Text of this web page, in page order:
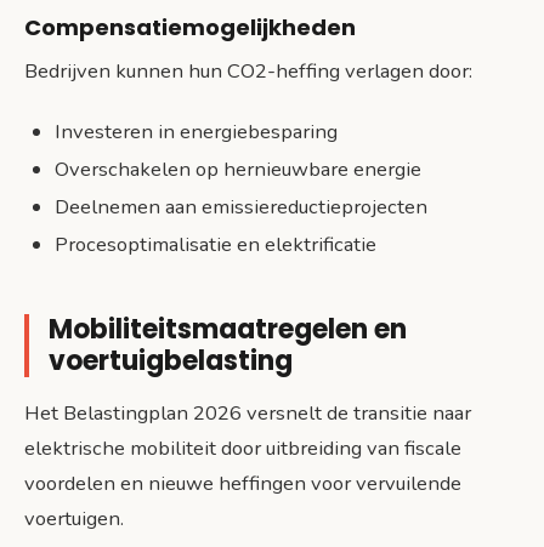
Compensatiemogelijkheden
Bedrijven kunnen hun CO2-heffing verlagen door:
Investeren in energiebesparing
Overschakelen op hernieuwbare energie
Deelnemen aan emissiereductieprojecten
Procesoptimalisatie en elektrificatie
Mobiliteitsmaatregelen en
voertuigbelasting
Het Belastingplan 2026 versnelt de transitie naar
elektrische mobiliteit door uitbreiding van fiscale
voordelen en nieuwe heffingen voor vervuilende
voertuigen.